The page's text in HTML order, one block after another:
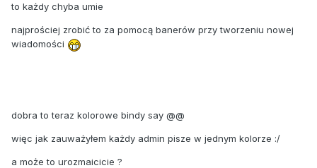
to każdy chyba umie
najprościej zrobić to za pomocą banerów przy tworzeniu nowej
wiadomości
dobra to teraz kolorowe bindy say @@
więc jak zauważyłem każdy admin pisze w jednym kolorze :/
a może to urozmaicicie ?